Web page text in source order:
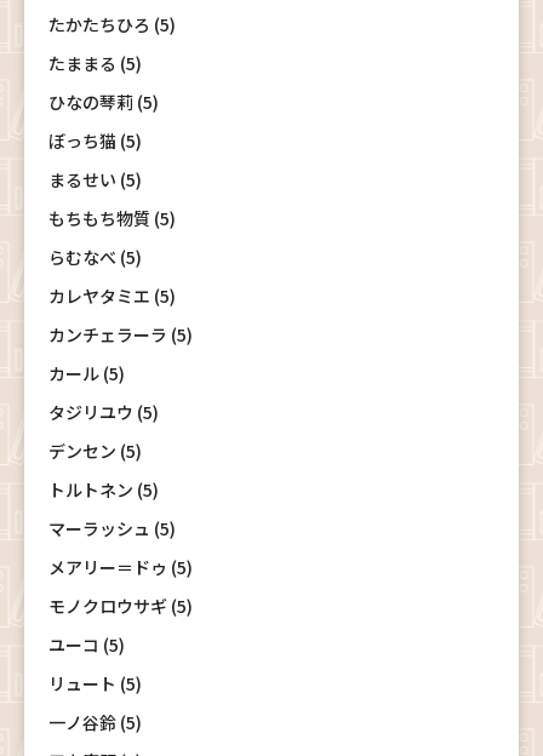
たかたちひろ (5)
たままる (5)
ひなの琴莉 (5)
ぼっち猫 (5)
まるせい (5)
もちもち物質 (5)
らむなべ (5)
カレヤタミエ (5)
カンチェラーラ (5)
カール (5)
タジリユウ (5)
デンセン (5)
トルトネン (5)
マーラッシュ (5)
メアリー＝ドゥ (5)
モノクロウサギ (5)
ユーコ (5)
リュート (5)
一ノ谷鈴 (5)